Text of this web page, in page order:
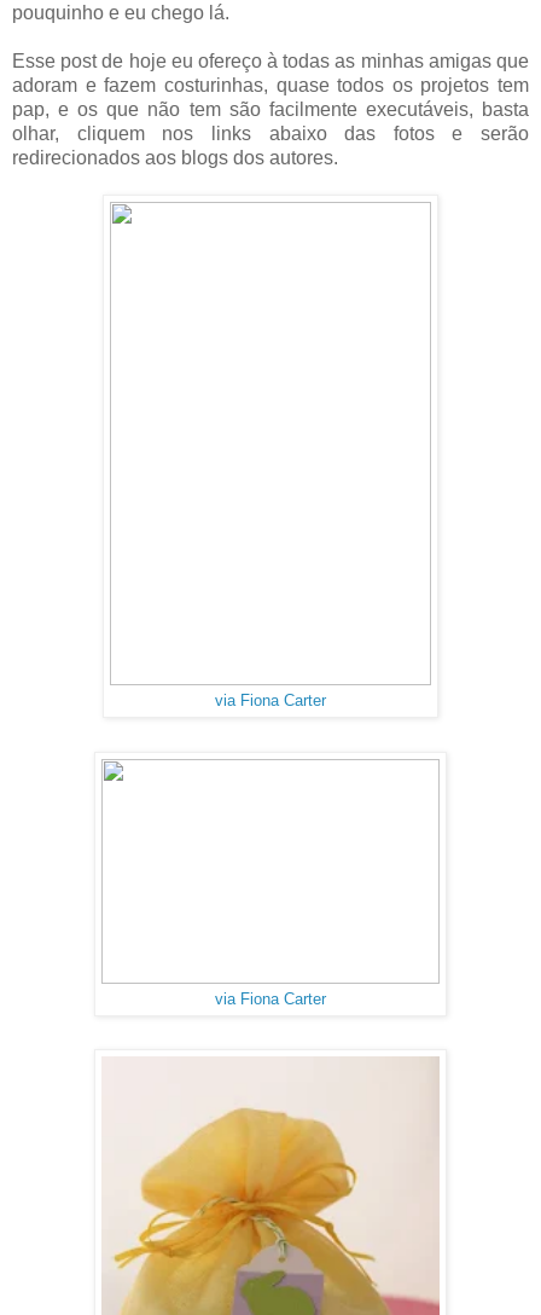
pouquinho e eu chego lá.
Esse post de hoje eu ofereço à todas as minhas amigas que
adoram e fazem costurinhas, quase todos os projetos tem
pap, e os que não tem são facilmente executáveis, basta
olhar, cliquem nos links abaixo das fotos e serão
redirecionados aos blogs dos autores.
via Fiona Carter
via Fiona Carter